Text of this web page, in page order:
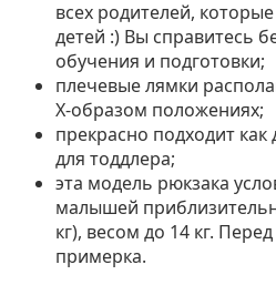
всех родителей,
детей :) Вы справитесь
обучения и подготовки;
плечевые лямки
Х-образом положениях;
прекрасно подходит как
для тоддлера;
эта модель рюкзака
малышей
кг), весом до 14 кг.
примерка.